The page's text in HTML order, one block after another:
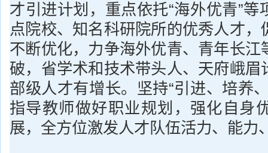
才引进计划，重点依托“海外优青”等
点院校、知名科研院所的优秀人才，
不断优化，力争海外优青、青年长江
破，省学术和技术带头人、天府峨眉
部级人才有增长。坚持“引进、培养
指导教师做好职业规划，强化自身
展，全方位激发人才队伍活力、能力